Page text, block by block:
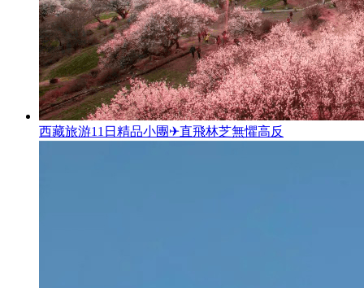
西藏旅游11日精品小團✈直飛林芝無懼高反